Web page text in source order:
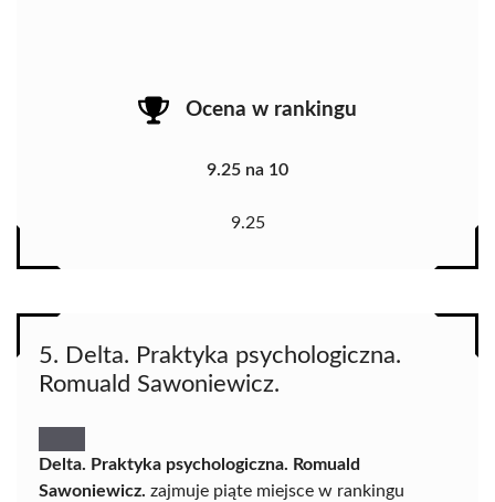
Ocena w rankingu
9.25 na 10
9.25
5. Delta. Praktyka psychologiczna.
Romuald Sawoniewicz.
Delta. Praktyka psychologiczna. Romuald
Sawoniewicz. zajmuje piąte miejsce w rankingu